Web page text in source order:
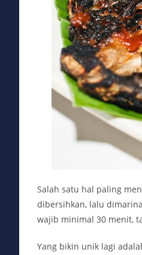
Salah satu hal paling
dibersihkan, lalu
wajib minimal 30 menit,
Yang bikin unik lagi